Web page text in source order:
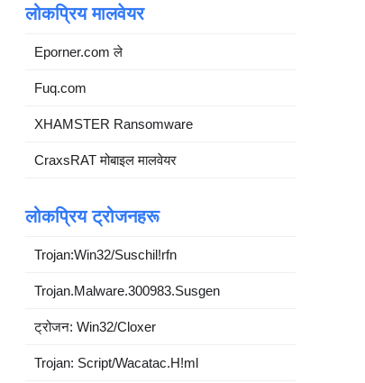
लोकप्रिय मालवेयर
Eporner.com ले
Fuq.com
XHAMSTER Ransomware
CraxsRAT मोबाइल मालवेयर
लोकप्रिय ट्रोजनहरू
Trojan:Win32/Suschil!rfn
Trojan.Malware.300983.Susgen
ट्रोजन: Win32/Cloxer
Trojan: Script/Wacatac.H!ml